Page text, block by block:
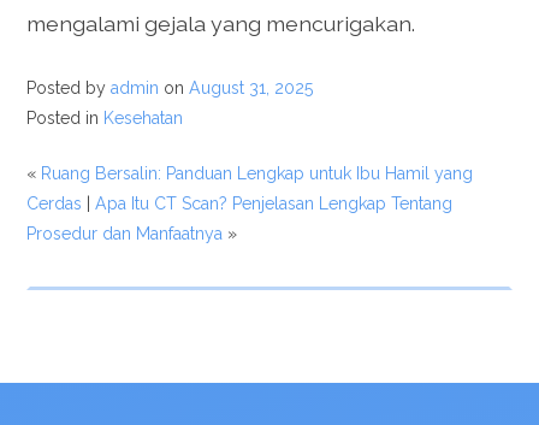
mengalami gejala yang mencurigakan.
Posted byadmin onAugust 31, 2025
Posted in Kesehatan
« Ruang Bersalin: Panduan Lengkap untuk Ibu Hamil yang
Cerdas |Apa Itu CT Scan? Penjelasan Lengkap Tentang
Prosedur dan Manfaatnya »